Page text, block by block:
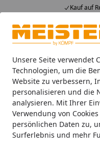
Unsere Seite verwendet
Technologien, um die
Website zu verbessern,
personalisieren und die
analysieren. Mit Ihrer
Verwendung von
persönlichen Daten zu,
Surferlebnis und mehr
Kauf auf
Alle Produkte
Mein Konto
Suchen
Startseite
HANDMUSTER
Dekorpaneele
bocado DP 250